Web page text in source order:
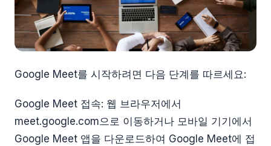
Google Meet를 시작하려면 다음 단계를 따르세요:
Google Meet 접속: 웹 브라우저에서
meet.google.com으로 이동하거나 모바일 기기에서
Google Meet 앱을 다운로드하여 Google Meet에 접